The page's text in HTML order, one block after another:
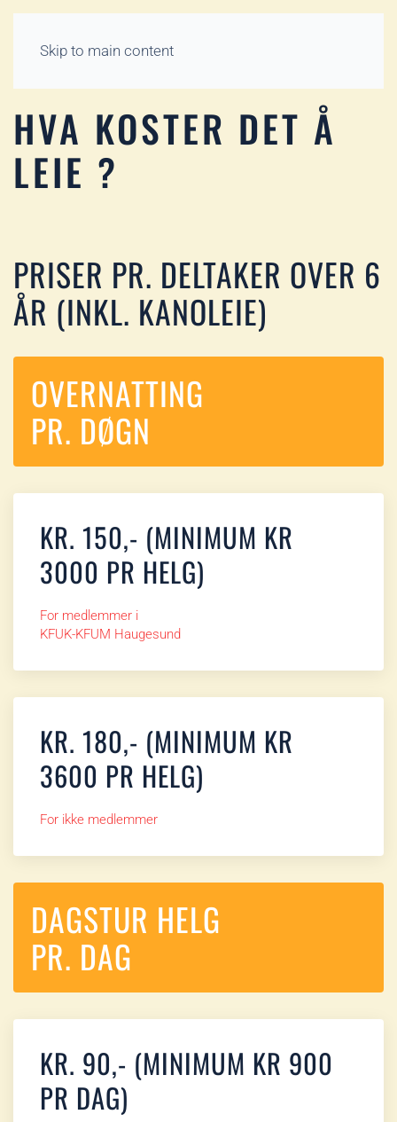
Skip to main content
HVA KOSTER DET Å
LEIE ?
PRISER PR. DELTAKER OVER 6
ÅR (INKL. KANOLEIE)
OVERNATTING
PR. DØGN
KR. 150,- (MINIMUM KR
3000 PR HELG)
For medlemmer i
KFUK-KFUM Haugesund
KR. 180,- (MINIMUM KR
3600 PR HELG)
For ikke medlemmer
DAGSTUR HELG
PR. DAG
KR. 90,- (MINIMUM KR 900
PR DAG)